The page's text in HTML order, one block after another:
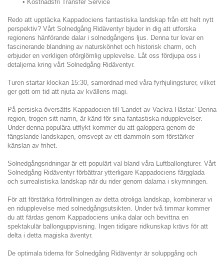
Kostnadsfri Transfer Service
Redo att upptäcka Kappadociens fantastiska landskap från ett helt nytt
perspektiv? Vårt Solnedgång Ridäventyr bjuder in dig att utforska
regionens hänförande dalar i solnedgångens ljus. Denna tur lovar en
fascinerande blandning av naturskönhet och historisk charm, och
erbjuder en verkligen oförglömlig upplevelse. Låt oss fördjupa oss i
detaljerna kring vårt Solnedgång Ridäventyr.
Turen startar klockan 15:30, samordnad med våra fyrhjulingsturer, vilket
ger gott om tid att njuta av kvällens magi.
På persiska översätts Kappadocien till 'Landet av Vackra Hästar.' Denna
region, trogen sitt namn, är känd för sina fantastiska ridupplevelser.
Under denna populära utflykt kommer du att galoppera genom de
fängslande landskapen, omsvept av ett dammoln som förstärker
känslan av frihet.
Solnedgångsridningar är ett populärt val bland våra Luftballongturer. Vårt
Solnedgång Ridäventyr förbättrar ytterligare Kappadociens färgglada
och surrealistiska landskap när du rider genom dalarna i skymningen.
För att förstärka förtrollningen av detta otroliga landskap, kombinerar vi
en ridupplevelse med solnedgångsutsikten. Under två timmar kommer
du att färdas genom Kappadociens unika dalar och bevittna en
spektakulär ballonguppvisning. Ingen tidigare ridkunskap krävs för att
delta i detta magiska äventyr.
De optimala tiderna för Solnedgång Ridäventyr är soluppgång och